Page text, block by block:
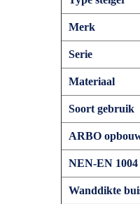
Merk
Serie
Materiaal
Soort gebruik
ARBO
NEN-EN 1004
Wanddikte